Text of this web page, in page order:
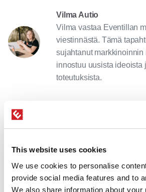
This website uses cookies
We use cookies to personalise
provide social media features and to
We also share information about your
Vilma Autio
Vilma vastaa Eventillan
viestinnästä. Tämä
sujahtanut markkinoinnin
innostuu uusista ideoista
toteutuksista.
Kysyttävää?
Ota yhteyttä, niin